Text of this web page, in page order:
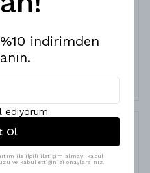
ederim sadece altına
için yün topluyor
indirimden
ediyorum
Ol
ile ilgili iletişim almayı kabul
ve kabul ettiğinizi onaylarsınız.